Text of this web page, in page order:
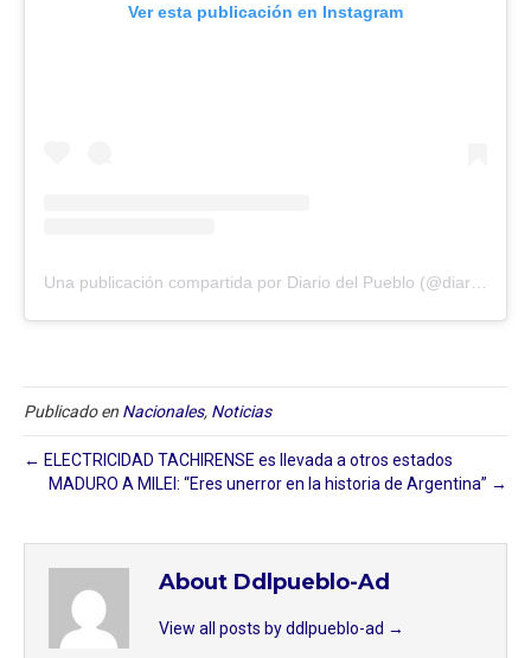
Ver esta publicación en Instagram
Publicado en Nacionales, Noticias
← ELECTRICIDAD TACHIRENSE es llevada a otros estados
MADURO A MILEI: “Eres unerror en la historia de Argentina” →
About Ddlpueblo-Ad
View all posts by ddlpueblo-ad →